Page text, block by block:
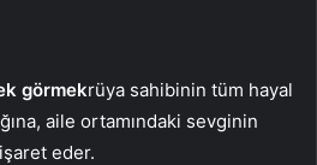
görmekrüya sahibinin tüm hayal
aile ortamındaki sevginin
eder.